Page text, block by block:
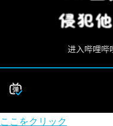
こをクリック